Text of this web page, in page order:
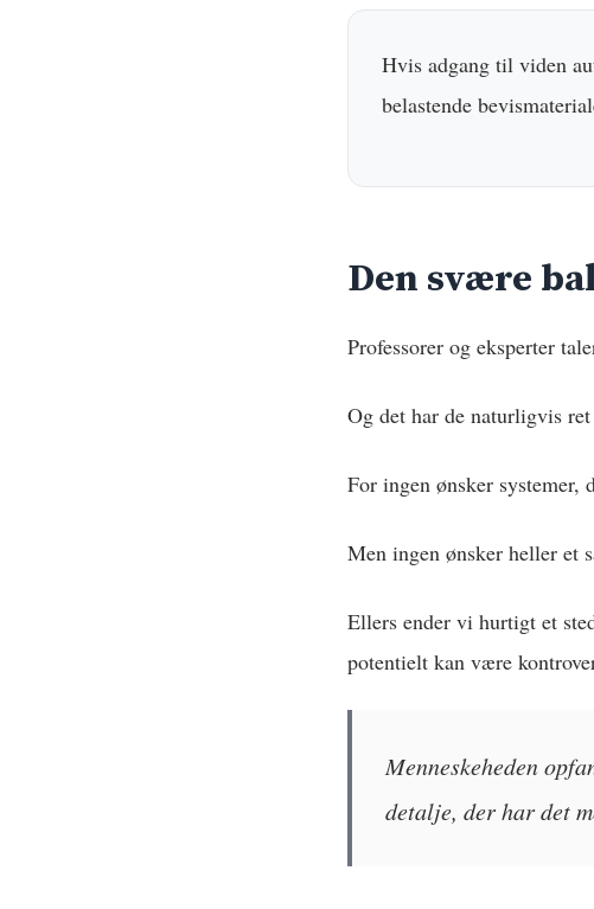
Hvis adgang til viden
belastende
Den svære
Professorer og eksperter
Og det har de naturligvis
For ingen ønsker systemer,
Men ingen ønsker heller et
Ellers ender vi hurtigt et
potentielt kan være
Menneskeheden
detalje, der har det